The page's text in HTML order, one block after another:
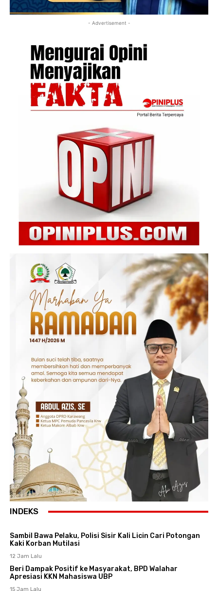
- Advertisement -
INDEKS
Sambil Bawa Pelaku, Polisi Sisir Kali Licin Cari Potongan
Kaki Korban Mutilasi
12 Jam Lalu
Beri Dampak Positif ke Masyarakat, BPD Walahar
Apresiasi KKN Mahasiswa UBP
15 Jam Lalu